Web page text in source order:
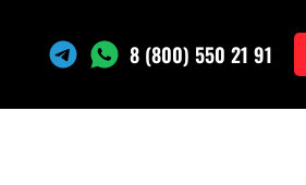
8 (800) 550 21 91